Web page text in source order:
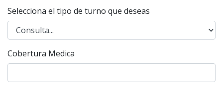
Selecciona el tipo de turno que deseas
Cobertura Medica